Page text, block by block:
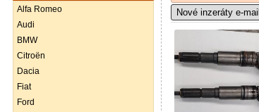
Alfa Romeo
Audi
BMW
Citroën
Dacia
Fiat
Ford
Nové inzeráty e-